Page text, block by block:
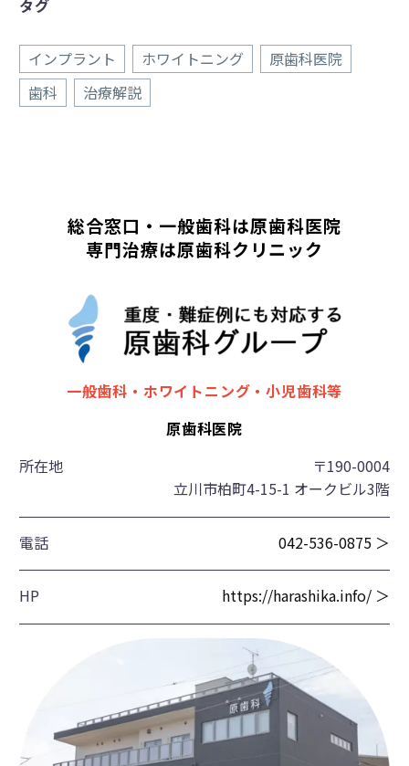
タグ
インプラント ホワイトニング
原歯科医院
歯科
治療解説
総合窓口・一般歯科は原歯科医院
専門治療は原歯科クリニック
一般歯科・ホワイトニング・小児歯科等
原歯科医院
所在地
〒190-0004
立川市柏町4-15-1 オークビル3階
電話 042-536-0875 ＞
HP https://harashika.info/ ＞